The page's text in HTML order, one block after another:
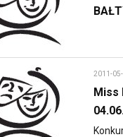
2011-
Miss